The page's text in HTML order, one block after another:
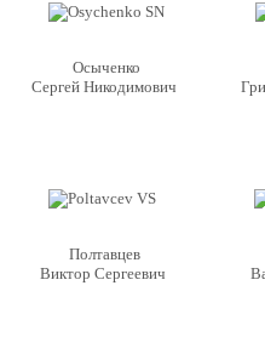
Осыченко
Сергей Никодимович
Полтавцев
Виктор Сергеевич